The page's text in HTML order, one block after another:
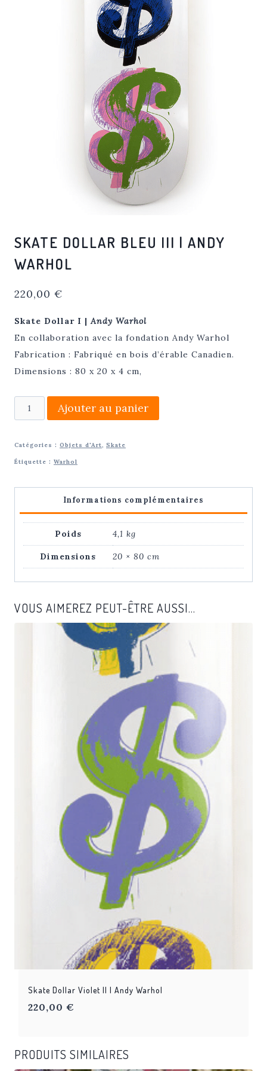
SKATE DOLLAR BLEU III | ANDY
WARHOL
220,00 €
Skate Dollar I |Andy Warhol
En collaboration avec la fondation Andy Warhol
Fabrication : Fabriqué en bois d’érable Canadien.
Dimensions : 80 x 20 x 4 cm,
quantité
de
III
Andy
Ajouter au panier
Catégories : Objets d'Art, Skate
Étiquette : Warhol
Informations complémentaires
Poids 4,1 kg
Dimensions 20 × 80 cm
VOUS AIMEREZ PEUT-ÊTRE AUSSI…
Skate Dollar Violet II | Andy Warhol
220,00 €
PRODUITS SIMILAIRES